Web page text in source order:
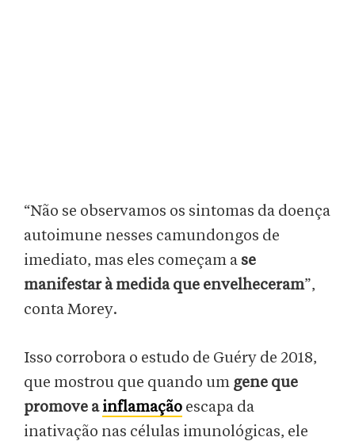
“Não se observamos os sintomas da doença
autoimune nesses camundongos de
imediato, mas eles começam a se
manifestar à medida que envelheceram”,
conta Morey.
Isso corrobora o estudo de Guéry de 2018,
que mostrou que quando um gene que
promove ainflamação escapa da
inativação nas células imunológicas, ele